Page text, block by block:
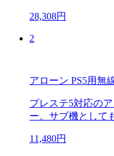
28,308円
2
アローン PS5用無
プレステ5対応の
ー。サブ機として
11,480円